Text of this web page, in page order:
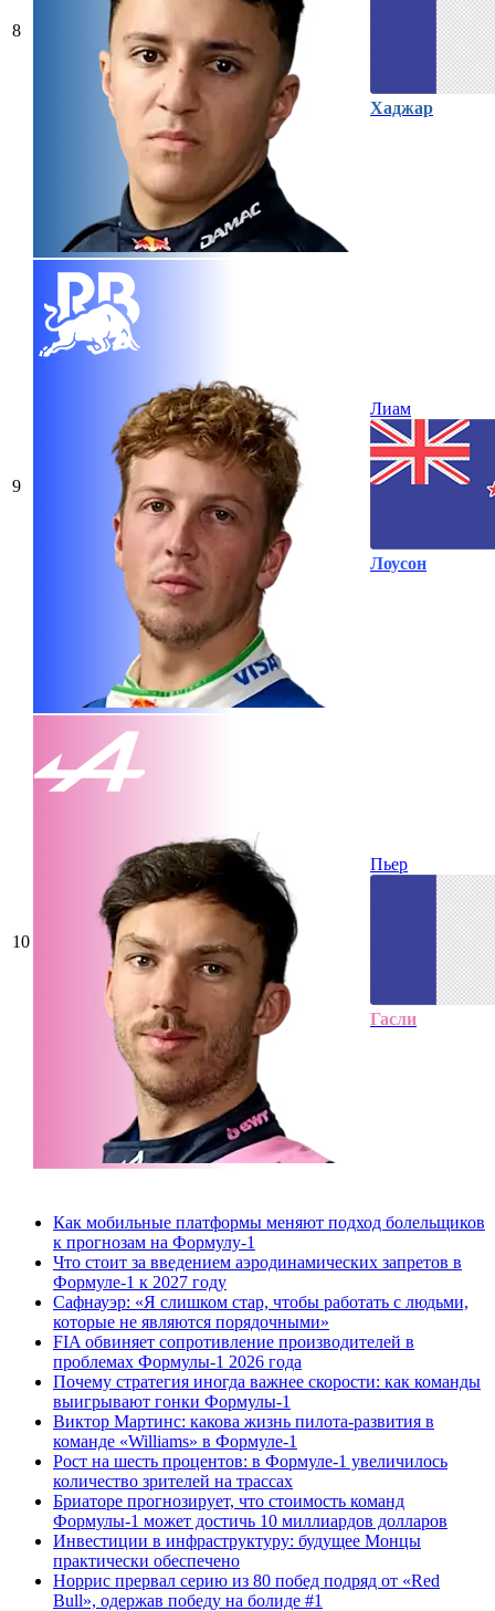
8
Хаджар
9
Лиам
Лоусон
10
Пьер
Гасли
Как мобильные платформы меняют подход болельщиков
к прогнозам на Формулу-1
Что стоит за введением аэродинамических запретов в
Формуле-1 к 2027 году
Сафнауэр: «Я слишком стар, чтобы работать с людьми,
которые не являются порядочными»
FIA обвиняет сопротивление производителей в
проблемах Формулы-1 2026 года
Почему стратегия иногда важнее скорости: как команды
выигрывают гонки Формулы-1
Виктор Мартинс: какова жизнь пилота-развития в
команде «Williams» в Формуле-1
Рост на шесть процентов: в Формуле-1 увеличилось
количество зрителей на трассах
Бриаторе прогнозирует, что стоимость команд
Формулы-1 может достичь 10 миллиардов долларов
Инвестиции в инфраструктуру: будущее Монцы
практически обеспечено
Норрис прервал серию из 80 побед подряд от «Red
Bull», одержав победу на болиде #1